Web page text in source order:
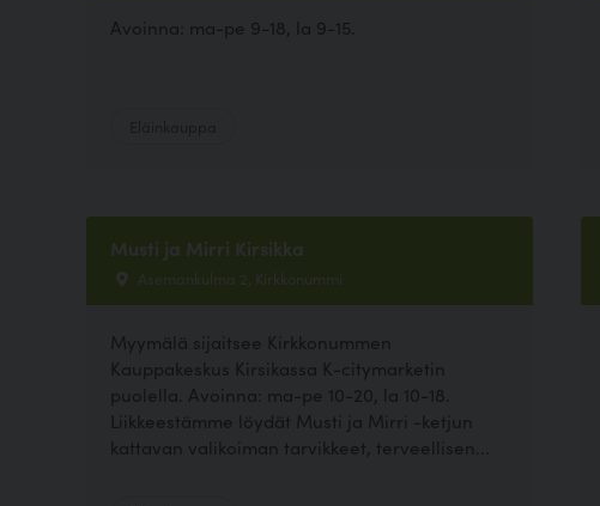
Avoinna: ma-pe 9-18, la 9-15.
Musti ja Mirri Kirsikka
Asemankulma 2, Kirkkonummi
Myymälä sijaitsee Kirkkonummen
Kauppakeskus Kirsikassa K-citymarketin
puolella. Avoinna: ma-pe 10-20, la 10-18.
Liikkeestämme löydät Musti ja Mirri -ketjun
kattavan valikoiman tarvikkeet, terveellisen...